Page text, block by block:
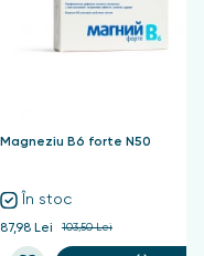
Magneziu B6 forte N50
În stoc
87,98 Lei 103,50 Lei